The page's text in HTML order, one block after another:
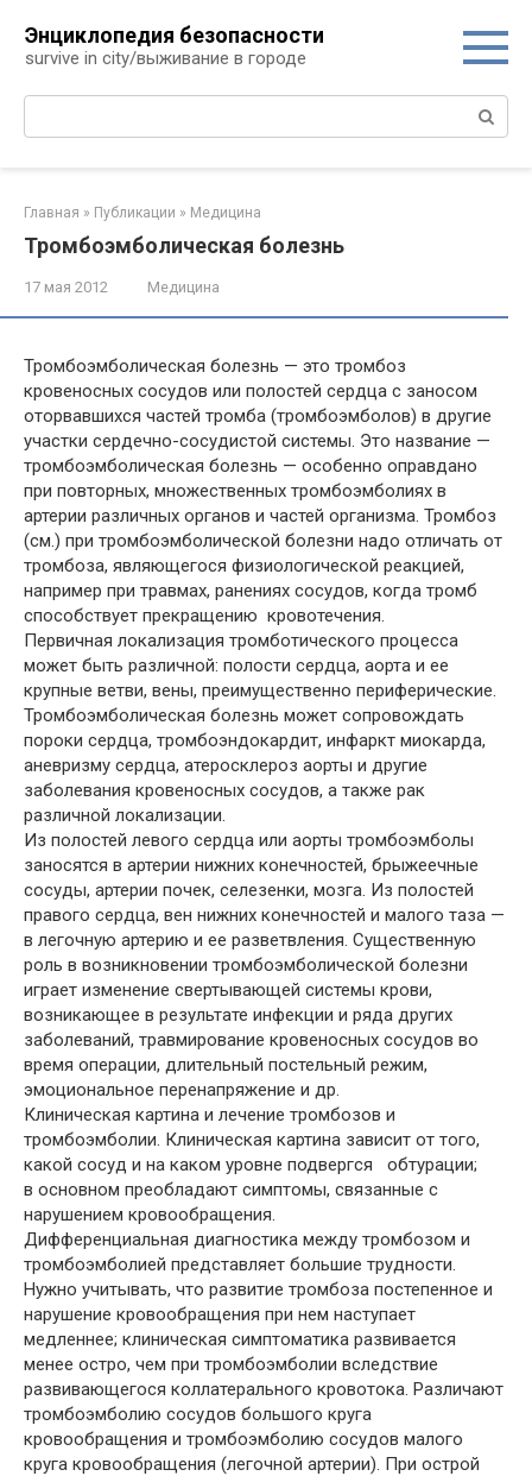
контенту
Энциклопедия безопасности
survive in city/выживание в городе
Поиск:
Главная » Публикации » Медицина
Тромбоэмболическая болезнь
17 мая 2012 Медицина
Тромбоэмболическая болезнь — это тромбоз
кровеносных сосудов или полостей сердца с заносом
оторвавшихся частей тромба (тромбоэмболов) в другие
участки сердечно-сосудистой системы. Это название —
тромбоэмболическая болезнь — особенно оправдано
при повторных, множественных тромбоэмболиях в
артерии различных органов и частей организма. Тромбоз
(см.) при тромбоэмболической болезни надо отличать от
тромбоза, являющегося физиологической реакцией,
например при травмах, ранениях сосудов, когда тромб
способствует прекращению кровотечения.
Первичная локализация тромботического процесса
может быть различной: полости сердца, аорта и ее
крупные ветви, вены, преимущественно периферические.
Тромбоэмболическая болезнь может сопровождать
пороки сердца, тромбоэндокардит, инфаркт миокарда,
аневризму сердца, атеросклероз аорты и другие
заболевания кровеносных сосудов, а также рак
различной локализации.
Из полостей левого сердца или аорты тромбоэмболы
заносятся в артерии нижних конечностей, брыжеечные
сосуды, артерии почек, селезенки, мозга. Из полостей
правого сердца, вен нижних конечностей и малого таза —
в легочную артерию и ее разветвления. Существенную
роль в возникновении тромбоэмболической болезни
играет изменение свертывающей системы крови,
возникающее в результате инфекции и ряда других
заболеваний, травмирование кровеносных сосудов во
время операции, длительный постельный режим,
эмоциональное перенапряжение и др.
Клиническая картина и лечение тромбозов и
тромбоэмболии. Клиническая картина зависит от того,
какой сосуд и на каком уровне подвергся обтурации;
в основном преобладают симптомы, связанные с
нарушением кровообращения.
Дифференциальная диагностика между тромбозом и
тромбоэмболией представляет большие трудности.
Нужно учитывать, что развитие тромбоза постепенное и
нарушение кровообращения при нем наступает
медленнее; клиническая симптоматика развивается
менее остро, чем при тромбоэмболии вследствие
развивающегося коллатерального кровотока. Различают
тромбоэмболию сосудов большого круга
кровообращения и тромбоэмболию сосудов малого
круга кровообращения (легочной артерии). При острой